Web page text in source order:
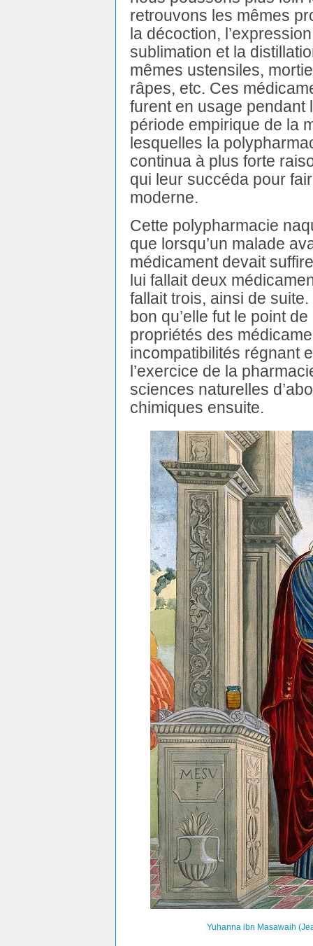
retrouvons les mêmes
la décoction,
sublimation et la
mêmes ustensiles,
râpes, etc. Ces
furent en usage pendant
période empirique de la
lesquelles la
continua à plus forte
qui leur succéda pour
moderne.
Cette polypharmacie
que lorsqu’un malade
médicament devait
lui fallait deux
fallait trois, ainsi de
bon qu’elle fut le point
propriétés des
incompatibilités régnant
l’exercice de la
sciences naturelles
chimiques ensuite.
Yuhanna ibn Masawaih